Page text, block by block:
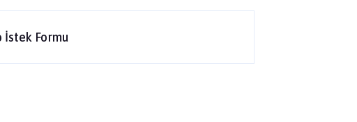
İstek Formu